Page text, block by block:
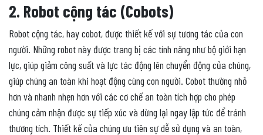
2. Robot cộng tác (Cobots)
Robot cộng tác, hay cobot, được thiết kế với sự tương tác của con
người. Những robot này được trang bị các tính năng như bộ giới hạn
lực, giúp giảm công suất và lực tác động lên chuyển động của chúng,
giúp chúng an toàn khi hoạt động cùng con người. Cobot thường nhỏ
hơn và nhanh nhẹn hơn với các cơ chế an toàn tích hợp cho phép
chúng cảm nhận được sự tiếp xúc và dừng lại ngay lập tức để tránh
thương tích. Thiết kế của chúng ưu tiên sự dễ sử dụng và an toàn,